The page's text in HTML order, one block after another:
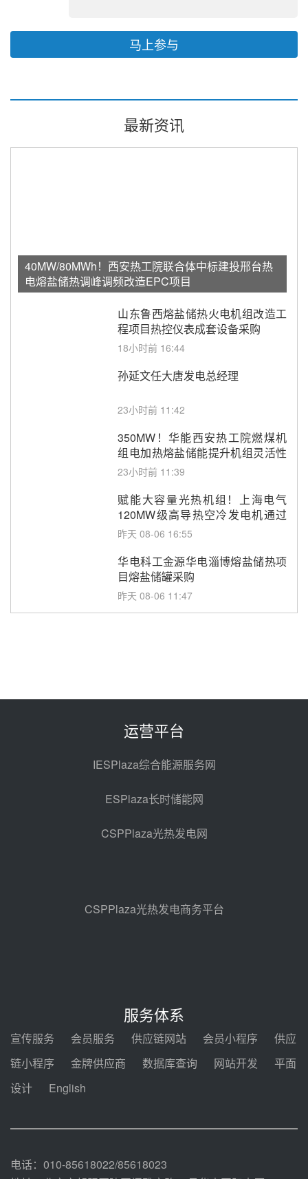
马上参与
最新资讯
40MW/80MWh！西安热工院联合体中标建投邢台热
电熔盐储热调峰调频改造EPC项目
山东鲁西熔盐储热火电机组改造工
程项目热控仪表成套设备采购
18小时前 16:44
孙延文任大唐发电总经理
23小时前 11:42
350MW！华能西安热工院燃煤机
组电加热熔盐储能提升机组灵活性
改造项目初步设计第三方评审服务
23小时前 11:39
赋能大容量光热机组！上海电气
120MW级高导热空冷发电机通过
型式试验
昨天 08-06 16:55
华电科工金源华电淄博熔盐储热项
目熔盐储罐采购
昨天 08-06 11:47
光热示范电站二列蒸汽发生器设备
热发电工程EPC总承包项目熔盐截
昊森机电中标新疆华电天山北麓基
地100MW光热发电工程EPC总承
包项目熔盐介质超声波流量计采购
前天 08-05 17:09
前天 08-05 14:48
2026-2029年熔盐介质框架协议
中能建华中试研院中标重能新疆
100MW光热项目机组调试及性能
规模化助力构建绿色低碳电力供给
运营平台
IESPlaza综合能源服务网
ESPlaza长时储能网
CSPPlaza光热发电网
CSPPlaza光热发电商务平台
服务体系
宣传服务 会员服务 供应链网站 会员小程序
供应
链小程序
金牌供应商 数据库查询 网站开发
平面
设计
English
电话：010-85618022/85618023